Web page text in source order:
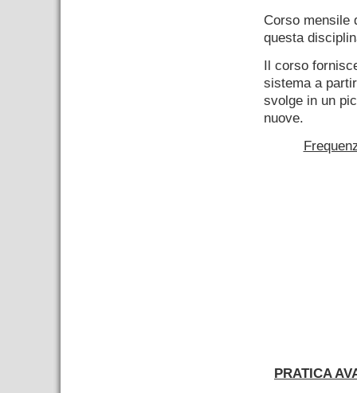
Corso mensile
questa
Il corso
sistema a
svolge in un
nuove.
PRATICA